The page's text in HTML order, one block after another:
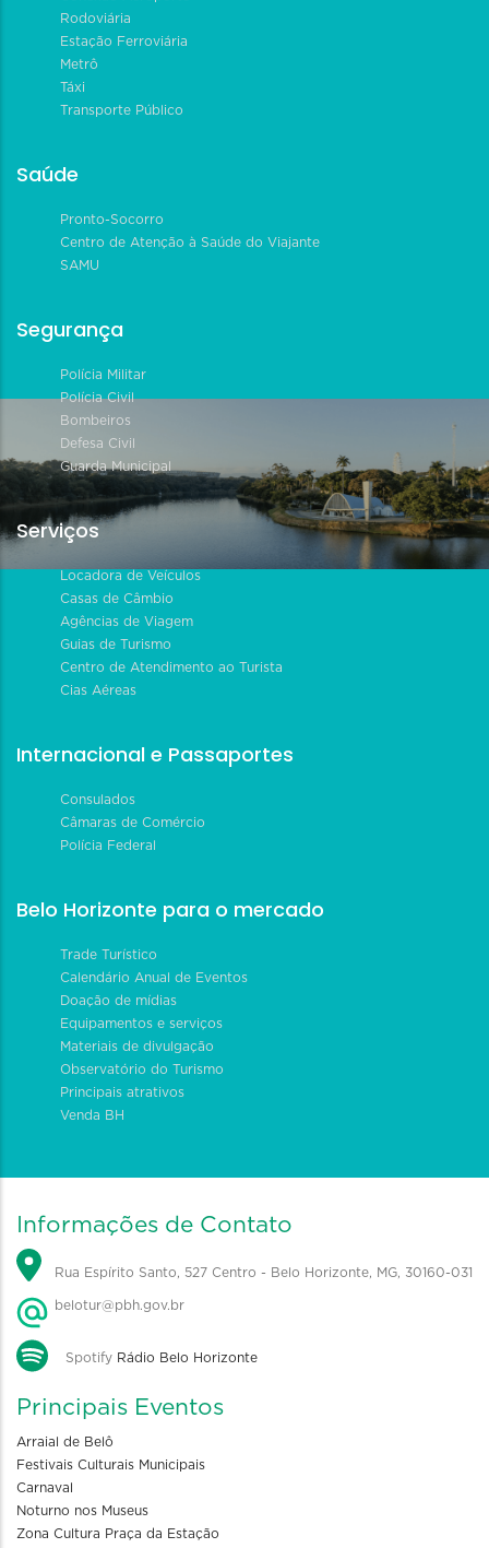
Rodoviária
Estação Ferroviária
Metrô
Táxi
Transporte Público
Saúde
Pronto-Socorro
Centro de Atenção à Saúde do Viajante
SAMU
Segurança
Polícia Militar
Polícia Civil
Bombeiros
Defesa Civil
Guarda Municipal
Serviços
Locadora de Veículos
Casas de Câmbio
Agências de Viagem
Guias de Turismo
Centro de Atendimento ao Turista
Cias Aéreas
Internacional e Passaportes
Consulados
Câmaras de Comércio
Polícia Federal
Belo Horizonte para o mercado
Trade Turístico
Calendário Anual de Eventos
Doação de mídias
Equipamentos e serviços
Materiais de divulgação
Observatório do Turismo
Principais atrativos
Venda BH
Informações de Contato
Rua Espírito Santo, 527 Centro - Belo Horizonte, MG, 30160-031
belotur@pbh.gov.br
Spotify Rádio Belo Horizonte
Principais Eventos
Arraial de Belô
Festivais Culturais Municipais
Carnaval
Noturno nos Museus
Zona Cultura Praça da Estação